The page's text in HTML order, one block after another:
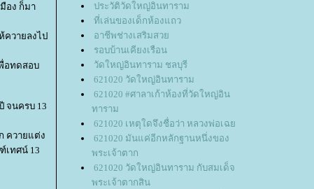
อง ก็มา
ควายลงไป
อทดสอบ
จนครบ 13
ควายแต่ง
เทศน์ 13
ประวัติวัดใหญ่อินทาราม
ที่เล่นของเด็กห้องแถว
อาชีพช่างเสริมสว
รอบบ้านเคียงเรือน
วัดใหญ่อินทาราม ชลบุรี
621020 วัดใหญ่อินทาราม
621020 #ศาลาเก้าห้องที่วัดใหญ่อิน
ทาราม
621020 เหตุใดจึงชื่อว่า หลวงพ่อเฉ
621020 มันแค่อีกหลักฐานหนึ่งของ
พระเจ้าตาก
621020 วัดใหญ่อินทาราม กับสมเด็จ
พระเจ้าตากสิน